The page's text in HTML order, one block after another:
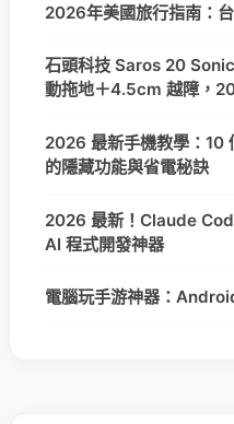
2026年美國旅行指南：
石頭科技 Saros 20
動拖地＋4.5cm 越障，
2026 最新手機教學：
的隱藏功能與省電秘訣
2026 最新！Claude
AI 程式開發神器
電腦玩手游神器：